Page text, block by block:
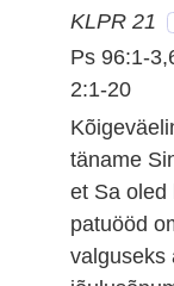
KLPR 21
Ps 96:1-
2:1-20
täname
et Sa oled
patuööd
valguseks